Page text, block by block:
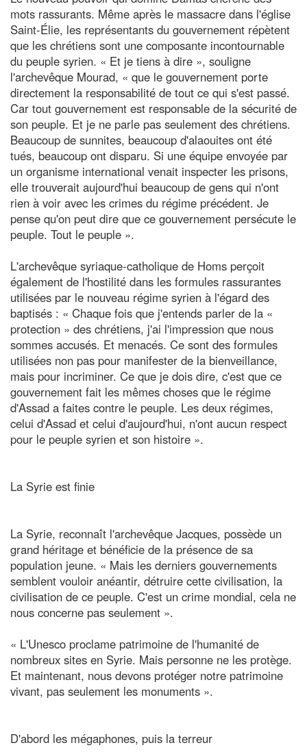
mots rassurants. Même après le massacre dans l'église
Saint-Élie, les représentants du gouvernement répètent
que les chrétiens sont une composante incontournable
du peuple syrien. « Et je tiens à dire », souligne
l'archevêque Mourad, « que le gouvernement porte
directement la responsabilité de tout ce qui s'est passé.
Car tout gouvernement est responsable de la sécurité de
son peuple. Et je ne parle pas seulement des chrétiens.
Beaucoup de sunnites, beaucoup d'alaouites ont été
tués, beaucoup ont disparu. Si une équipe envoyée par
un organisme international venait inspecter les prisons,
elle trouverait aujourd'hui beaucoup de gens qui n'ont
rien à voir avec les crimes du régime précédent. Je
pense qu'on peut dire que ce gouvernement persécute le
peuple. Tout le peuple ».
L'archevêque syriaque-catholique de Homs perçoit
également de l'hostilité dans les formules rassurantes
utilisées par le nouveau régime syrien à l'égard des
baptisés : « Chaque fois que j'entends parler de la «
protection » des chrétiens, j'ai l'impression que nous
sommes accusés. Et menacés. Ce sont des formules
utilisées non pas pour manifester de la bienveillance,
mais pour incriminer. Ce que je dois dire, c'est que ce
gouvernement fait les mêmes choses que le régime
d'Assad a faites contre le peuple. Les deux régimes,
celui d'Assad et celui d'aujourd'hui, n'ont aucun respect
pour le peuple syrien et son histoire ».
La Syrie est finie
La Syrie, reconnaît l'archevêque Jacques, possède un
grand héritage et bénéficie de la présence de sa
population jeune. « Mais les derniers gouvernements
semblent vouloir anéantir, détruire cette civilisation, la
civilisation de ce peuple. C'est un crime mondial, cela ne
nous concerne pas seulement ».
« L'Unesco proclame patrimoine de l'humanité de
nombreux sites en Syrie. Mais personne ne les protège.
Et maintenant, nous devons protéger notre patrimoine
vivant, pas seulement les monuments ».
D'abord les mégaphones, puis la terreur